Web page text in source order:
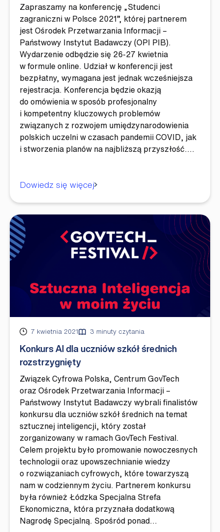
Zapraszamy na konferencję „Studenci
zagraniczni w Polsce 2021”, której partnerem
jest Ośrodek Przetwarzania Informacji –
Państwowy Instytut Badawczy (OPI PIB).
Wydarzenie odbędzie się 26-27 kwietnia
w formule online. Udział w konferencji jest
bezpłatny, wymagana jest jednak wcześniejsza
rejestracja. Konferencja będzie okazją
do omówienia w sposób profesjonalny
i kompetentny kluczowych problemów
związanych z rozwojem umiędzynarodowienia
polskich uczelni w czasach pandemii COVID, jak
i stworzenia planów na najbliższą przyszłość.…
Dowiedz się więcej
Konkurs AI dla uczniów szkół średnich
rozstrzygnięty
Opublikowano
7 kwietnia 2021 3 minuty czytania
Związek Cyfrowa Polska, Centrum GovTech
oraz Ośrodek Przetwarzania Informacji –
Państwowy Instytut Badawczy wybrali finalistów
konkursu dla uczniów szkół średnich na temat
sztucznej inteligencji, który został
zorganizowany w ramach GovTech Festival.
Celem projektu było promowanie nowoczesnych
technologii oraz upowszechnianie wiedzy
o rozwiązaniach cyfrowych, które towarzyszą
nam w codziennym życiu. Partnerem konkursu
była również Łódzka Specjalna Strefa
Ekonomiczna, która przyznała dodatkową
Nagrodę Specjalną. Spośród ponad…